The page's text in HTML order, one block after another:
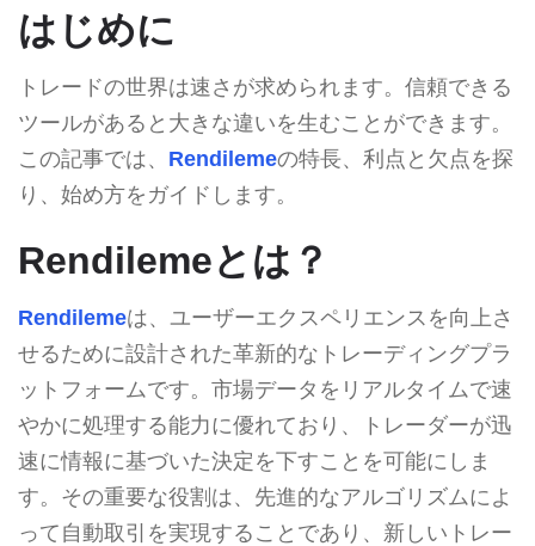
はじめに
トレードの世界は速さが求められます。信頼できる
ツールがあると大きな違いを生むことができます。
この記事では、 Rendilemeの特長、利点と欠点を探
り、始め方をガイドします。
Rendilemeとは？
Rendilemeは、ユーザーエクスペリエンスを向上さ
せるために設計された革新的なトレーディングプラ
ットフォームです。市場データをリアルタイムで速
やかに処理する能力に優れており、トレーダーが迅
速に情報に基づいた決定を下すことを可能にしま
す。その重要な役割は、先進的なアルゴリズムによ
って自動取引を実現することであり、新しいトレー